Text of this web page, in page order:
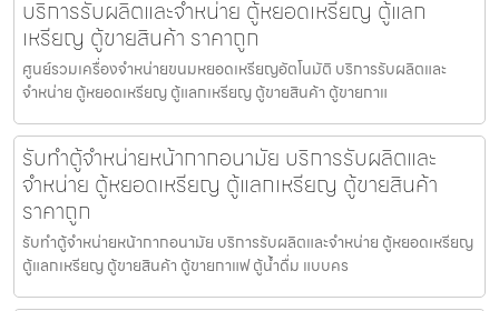
บริการรับผลิตและจำหน่าย ตู้หยอดเหรียญ ตู้แลก
เหรียญ ตู้ขายสินค้า ราคาถูก
ศูนย์รวมเครื่องจำหน่ายขนมหยอดเหรียญ​​อัตโนมัติ บริการรับผลิตและ
จำหน่าย ตู้หยอดเหรียญ ตู้แลกเหรียญ ตู้ขายสินค้า ตู้ขายกาแ
รับทำตู้จำหน่ายหน้ากากอนามัย บริการรับผลิตและ
จำหน่าย ตู้หยอดเหรียญ ตู้แลกเหรียญ ตู้ขายสินค้า
ราคาถูก
รับทำตู้จำหน่ายหน้ากากอนามัย บริการรับผลิตและจำหน่าย ตู้หยอดเหรียญ
ตู้แลกเหรียญ ตู้ขายสินค้า ตู้ขายกาแฟ ตู้น้ำดื่ม แบบคร